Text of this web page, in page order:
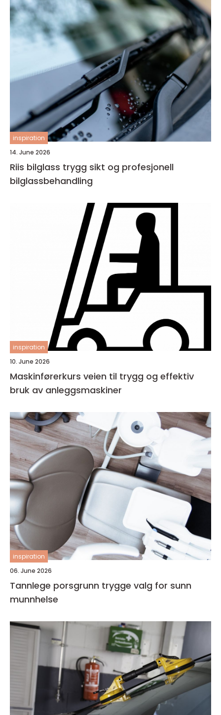
inspiration
14. June 2026
Riis bilglass trygg sikt og profesjonell
bilglassbehandling
inspiration
10. June 2026
Maskinførerkurs veien til trygg og effektiv
bruk av anleggsmaskiner
inspiration
06. June 2026
Tannlege porsgrunn trygge valg for sunn
munnhelse